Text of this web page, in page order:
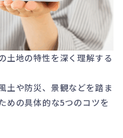
土地の特性を深く理解する
土や防災、景観などを踏ま
めの具体的な5つのコツを